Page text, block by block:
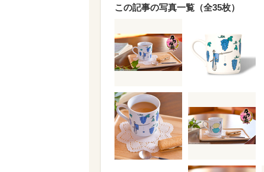
この記事の写真一覧（全35枚）